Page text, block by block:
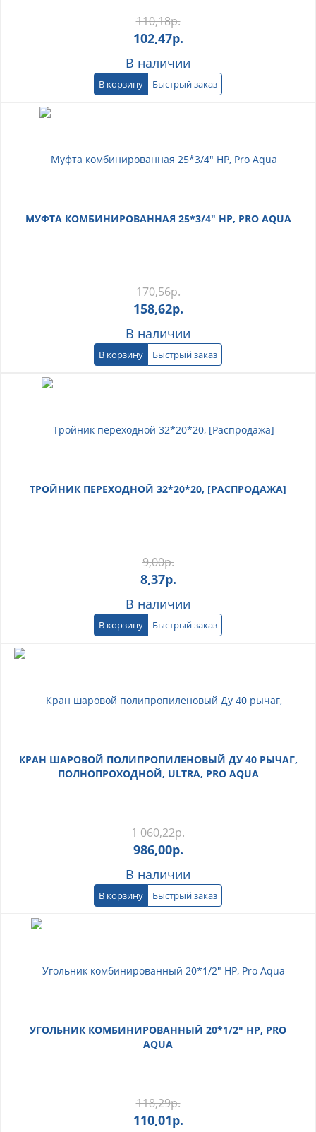
110,18р.
102,47р.
В наличии
В корзину Быстрый заказ
МУФТА КОМБИНИРОВАННАЯ 25*3/4" НР, PRO AQUA
170,56р.
158,62р.
В наличии
В корзину Быстрый заказ
ТРОЙНИК ПЕРЕХОДНОЙ 32*20*20, [РАСПРОДАЖА]
9,00р.
8,37р.
В наличии
В корзину Быстрый заказ
КРАН ШАРОВОЙ ПОЛИПРОПИЛЕНОВЫЙ ДУ 40 РЫЧАГ,
ПОЛНОПРОХОДНОЙ, ULTRA, PRO AQUA
1 060,22р.
986,00р.
В наличии
В корзину Быстрый заказ
УГОЛЬНИК КОМБИНИРОВАННЫЙ 20*1/2" НР, PRO
AQUA
118,29р.
110,01р.